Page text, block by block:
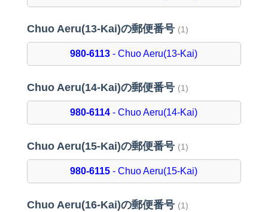
Chuo Aeru(13-Kai)の郵便番号 (1)
980-6113 - Chuo Aeru(13-Kai)
Chuo Aeru(14-Kai)の郵便番号 (1)
980-6114 - Chuo Aeru(14-Kai)
Chuo Aeru(15-Kai)の郵便番号 (1)
980-6115 - Chuo Aeru(15-Kai)
Chuo Aeru(16-Kai)の郵便番号 (1)